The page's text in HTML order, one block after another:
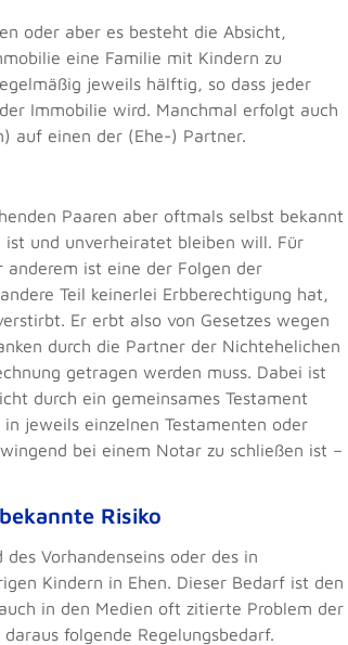
oder aber es besteht die Absicht,
eine Familie mit Kindern zu
jeweils hälftig, so dass jeder
Immobilie wird. Manchmal erfolgt auch
auf einen der (Ehe-) Partner.
Paaren aber oftmals selbst bekannt
und unverheiratet bleiben will. Für
anderem ist eine der Folgen der
Teil keinerlei Erbberechtigung hat,
Er erbt also von Gesetzes wegen
durch die Partner der Nichtehelichen
getragen werden muss. Dabei ist
durch ein gemeinsames Testament
jeweils einzelnen Testamenten oder
bei einem Notar zu schließen ist –
Risiko
Vorhandenseins oder des in
Kindern in Ehen. Dieser Bedarf ist den
in den Medien oft zitierte Problem der
folgende Regelungsbedarf.